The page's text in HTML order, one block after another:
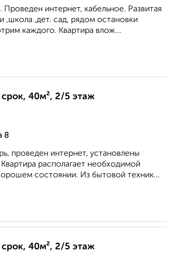
интернет, кабельное. Развитая
,школа ,дет. сад, рядом остановки
каждого. Квартира влож...
40м², 2/5 этаж
8
проведен интернет, установлены
располагает необходимой
состоянии. Из бытовой техник...
40м², 2/5 этаж